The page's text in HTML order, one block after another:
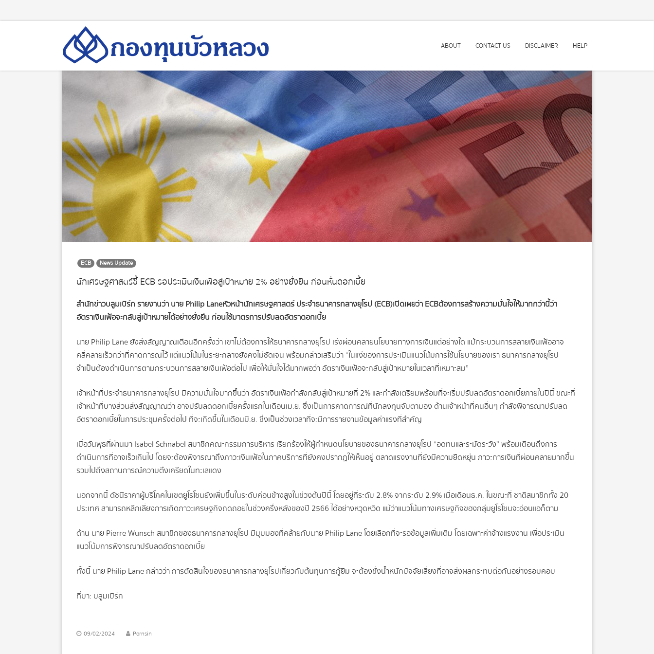
ABOUT CONTACT US DISCLAIMER HELP
ECB News Update
นักเศรษฐศาสตร์ชี้ ECB รอประเมินเงินเฟ้อสู่เป้าหมาย 2% อย่างยั่งยืน ก่อนหั่นดอกเบี้ย
สำนักข่าวบลูมเบิร์ก รายงานว่า นาย Philip Laneหัวหน้านักเศรษฐศาสตร์ ประจำธนาคารกลางยุโรป (ECB)เปิดเผยว่า ECBต้องการสร้างความมั่นใจให้มากกว่านี้ว่า
อัตราเงินเฟ้อจะกลับสู่เป้าหมายได้อย่างยั่งยืน ก่อนใช้มาตรการปรับลดอัตราดอกเบี้ย
นาย Philip Lane ยังส่งสัญญาณเตือนอีกครั้งว่า เขาไม่ต้องการให้ธนาคารกลางยุโรป เร่งผ่อนคลายนโยบายทางการเงินแต่อย่างใด แม้กระบวนการสลายเงินเฟ้ออาจ
คลี่คลายเร็วกว่าที่คาดการณ์ไว้ แต่แนวโน้มในระยะกลางยังคงไม่ชัดเจน พร้อมกล่าวเสริมว่า “ในแง่ของการประเมินแนวโน้มการใช้นโยบายของเรา ธนาคารกลางยุโรป
จำเป็นต้องดำเนินการตามกระบวนการสลายเงินเฟ้อต่อไป เพื่อให้มั่นใจได้มากพอว่า อัตราเงินเฟ้อจะกลับสู่เป้าหมายในเวลาที่เหมาะสม”
เจ้าหน้าที่ประจำธนาคารกลางยุโรป มีความมั่นใจมากขึ้นว่า อัตราเงินเฟ้อกำลังกลับสู่เป้าหมายที่ 2% และกำลังเตรียมพร้อมที่จะเริ่มปรับลดอัตราดอกเบี้ยภายในปีนี้ ขณะที่
เจ้าหน้าที่บางส่วนส่งสัญญาณว่า อาจปรับลดดอกเบี้ยครั้งแรกในเดือนเม.ย. ซึ่งเป็นการคาดการณ์ที่นักลงทุนจับตามอง ด้านเจ้าหน้าที่คนอื่นๆ กำลังพิจารณาปรับลด
อัตราดอกเบี้ยในการประชุมครั้งต่อไป ที่จะเกิดขึ้นในเดือนมิ.ย. ซึ่งเป็นช่วงเวลาที่จะมีการรายงานข้อมูลค่าแรงที่สำคัญ
เมื่อวันพุธที่ผ่านมา Isabel Schnabel สมาชิกคณะกรรมการบริหาร เรียกร้องให้ผู้กำหนดนโยบายของธนาคารกลางยุโรป “อดทนและระมัดระวัง” พร้อมเตือนถึงการ
ดำเนินการที่อาจเร็วเกินไป โดยจะต้องพิจารณาถึงภาวะเงินเฟ้อในภาคบริการที่ยังคงปรากฏให้เห็นอยู่ ตลาดแรงงานที่ยังมีความยืดหยุ่น ภาวะการเงินที่ผ่อนคลายมากขึ้น
รวมไปถึงสถานการณ์ความตึงเครียดในทะเลแดง
นอกจากนี้ ดัชนีราคาผู้บริโภคในเขตยูโรโซนยังเพิ่มขึ้นในระดับค่อนข้างสูงในช่วงต้นปีนี้ โดยอยู่ที่ระดับ 2.8% จากระดับ 2.9% เมื่อเดือนธ.ค. ในขณะที่ ชาติสมาชิกทั้ง 20
ประเทศ สามารถหลีกเลี่ยงการเกิดภาวะเศรษฐกิจถดถอยในช่วงครึ่งหลังของปี 2566 ได้อย่างหวุดหวิด แม้ว่าแนวโน้มทางเศรษฐกิจของกลุ่มยูโรโซนจะอ่อนแอก็ตาม
ด้าน นาย Pierre Wunsch สมาชิกของธนาคารกลางยุโรป มีมุมมองที่คล้ายกับนาย Philip Lane โดยเลือกที่จะรอข้อมูลเพิ่มเติม โดยเฉพาะค่าจ้างแรงงาน เพื่อประเมิน
แนวโน้มการพิจารณาปรับลดอัตราดอกเบี้ย
ทั้งนี้ นาย Philip Lane กล่าวว่า การตัดสินใจของธนาคารกลางยุโรปเกี่ยวกับต้นทุนการกู้ยืม จะต้องชั่งน้ำหนักปัจจัยเสี่ยงที่อาจส่งผลกระทบต่อกันอย่างรอบคอบ
ที่มา: บลูมเบิร์ก
09/02/2024 Pornsin